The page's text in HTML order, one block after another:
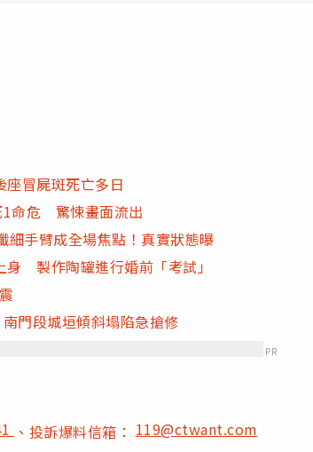
冒屍斑死亡多日
1命危 驚悚畫面流出
手臂成全場焦點！真實狀態曝
身 製作陶罐進行婚前「考試」
門段城垣傾斜塌陷急搶修
PR
、投訴爆料信箱：119@ctwant.com